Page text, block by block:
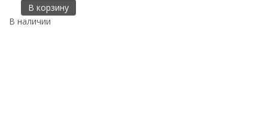
В корзину
В наличии